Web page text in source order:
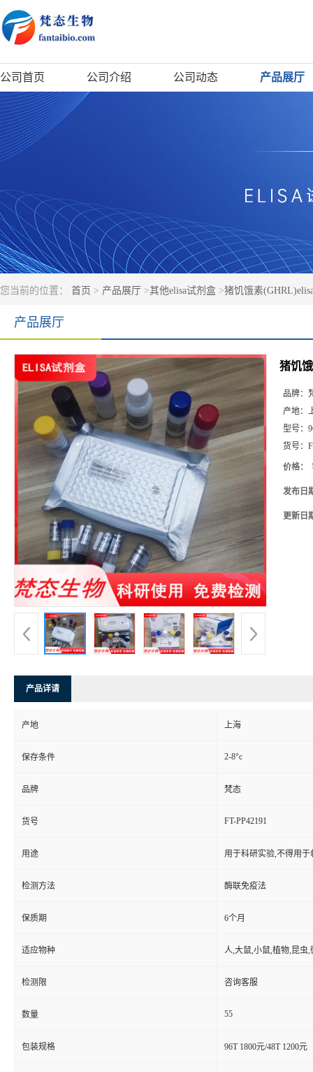
公司首页 公司介绍 公司动态 产品展厅
您当前的位置： 首页 > 产品展厅 >其他elisa试剂盒 >猪饥饿素
产品展厅
猪饥
品牌：
产地：
型号：
货号：
价格：
发布日
更新日
产品详请
产地 上海
保存条件 2-8°c
品牌 梵态
货号 FT-PP42191
用途 用于科研实验,不得用于
检测方法 酶联免疫法
保质期 6个月
适应物种 人,大鼠,小鼠,植物,昆虫,
检测限 咨询客服
数量 55
包装规格 96T 1800元/48T 1200元